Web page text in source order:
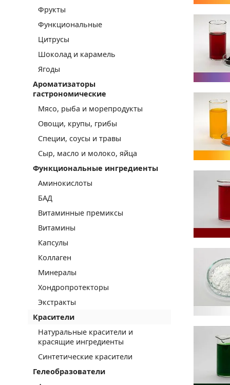
Фрукты
Функциональные
Цитрусы
Шоколад и карамель
Ягоды
Ароматизаторы
гастрономические
Мясо, рыба и морепродукты
Овощи, крупы, грибы
Специи, соусы и травы
Сыр, масло и молоко, яйца
Функциональные ингредиенты
Аминокислоты
БАД
Витаминные премиксы
Витамины
Капсулы
Коллаген
Минералы
Хондропротекторы
Экстракты
Красители
Натуральные красители и
красящие ингредиенты
Синтетические красители
Гелеобразователи